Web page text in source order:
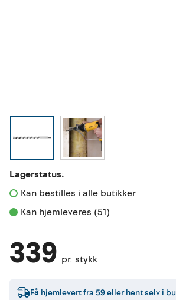
Lagerstatus:
Kan bestilles i alle butikker
Kan hjemleveres (51)
339 pr. stykk
Få hjemlevert fra 59eller hent selv i